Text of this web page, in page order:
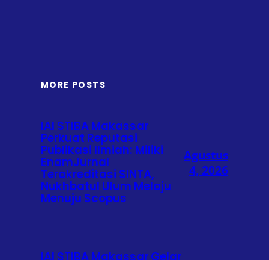
MORE POSTS
IAI STIBA Makassar
Perkuat Reputasi
Publikasi Ilmiah: Miliki
EnamJurnal
Terakreditasi SINTA,
Nukhbatul Ulum Melaju
Menuju Scopus
Agustus
4, 2026
IAI STIBA Makassar Gelar